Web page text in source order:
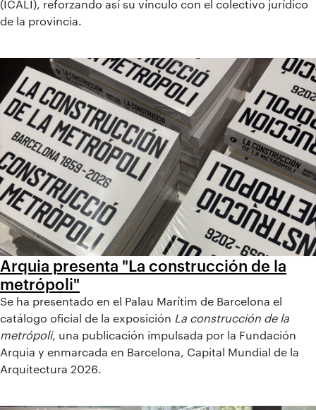
(ICALI), reforzando así su vínculo con el colectivo jurídico
de la provincia.
Arquia presenta "La construcción de la
metrópoli"
Se ha presentado en el Palau Marítim de Barcelona el
catálogo oficial de la exposición La construcción de la
metrópoli, una publicación impulsada por la Fundación
Arquia y enmarcada en Barcelona, Capital Mundial de la
Arquitectura 2026.